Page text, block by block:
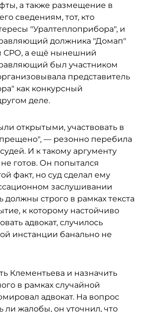
а также размещение в
сведениям, тот, кто
"Уралтеплоприбора", и
должника "Домап"
СРО, а ещё нынешний
был участником
представитель
как конкурсный
деле.
открытыми, участвовать в
— резонно перебила
И к такому аргументу
не готов. Он попытался
факт, но суд сделал ему
заслушивании
должны строго в рамках текста
к которому настойчиво
адвокат, случилось
инстанции банально не
Клементьева и назначить
в рамках случайной
адвокат. На вопрос
ли жалобы, он уточнил, что